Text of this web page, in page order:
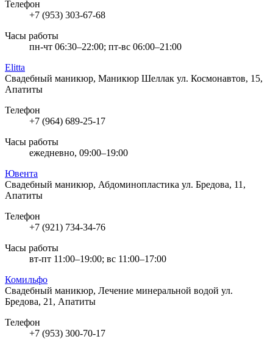
Телефон
+7 (953) 303-67-68
Часы работы
пн-чт 06:30–22:00; пт-вс 06:00–21:00
Elitta
Свадебный маникюр, Маникюр Шеллак ул. Космонавтов, 15,
Апатиты
Телефон
+7 (964) 689-25-17
Часы работы
ежедневно, 09:00–19:00
Ювента
Свадебный маникюр, Абдоминопластика ул. Бредова, 11,
Апатиты
Телефон
+7 (921) 734-34-76
Часы работы
вт-пт 11:00–19:00; вс 11:00–17:00
Комильфо
Свадебный маникюр, Лечение минеральной водой ул.
Бредова, 21, Апатиты
Телефон
+7 (953) 300-70-17